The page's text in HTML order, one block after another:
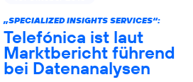
„SPECIALIZED INSIGHTS SERVICES“:
Telefónica ist laut
Marktbericht führend
bei Datenanalysen